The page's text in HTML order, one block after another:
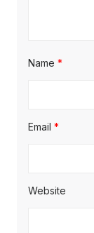
Name *
Email *
Website